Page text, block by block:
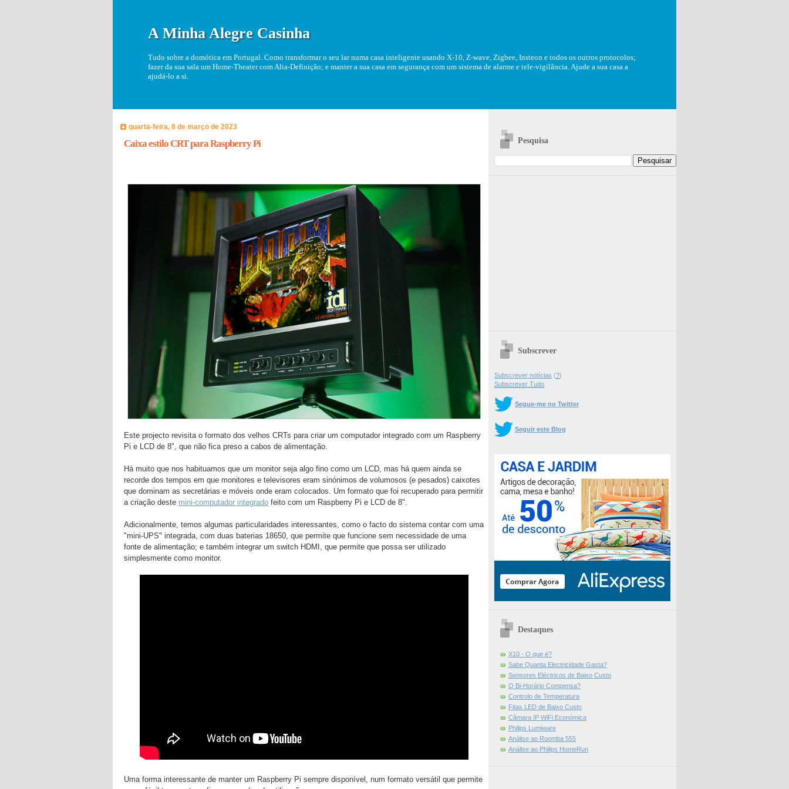
A Minha Alegre Casinha
Tudo sobre a domótica em Portugal. Como transformar o seu lar numa casa inteligente usando X-10, Z-wave, Zigbee, Insteon e todos os outros protocolos;
fazer da sua sala um Home-Theater com Alta-Definição; e manter a sua casa em segurança com um sistema de alarme e tele-vigilância. Ajude a sua casa a
ajudá-lo a si.
quarta-feira, 8 de março de 2023
Caixa estilo CRT para Raspberry Pi
Este projecto revisita o formato dos velhos CRTs para criar um computador integrado com um Raspberry
Pi e LCD de 8", que não fica preso a cabos de alimentação.
Há muito que nos habituamos que um monitor seja algo fino como um LCD, mas há quem ainda se
recorde dos tempos em que monitores e televisores eram sinónimos de volumosos (e pesados) caixotes
que dominam as secretárias e móveis onde eram colocados. Um formato que foi recuperado para permitir
a criação deste mini-computador integrado feito com um Raspberry Pi e LCD de 8".
Adicionalmente, temos algumas particularidades interessantes, como o facto do sistema contar com uma
"mini-UPS" integrada, com duas baterias 18650, que permite que funcione sem necessidade de uma
fonte de alimentação; e também integrar um switch HDMI, que permite que possa ser utilizado
simplesmente como monitor.
Uma forma interessante de manter um Raspberry Pi sempre disponível, num formato versátil que permite
Pesquisa
Subscrever
Subscrever notícias (?)
Subscrever Tudo
Segue-me no Twitter
Seguir este Blog
Destaques
X10 - O que é?
Sabe Quanta Electricidade Gasta?
Sensores Eléctricos de Baixo Custo
O Bi-Horário Compensa?
Controlo de Temperatura
Fitas LED de Baixo Custo
Câmara IP WiFi Económica
Philips Lumiware
Análise ao Roomba 555
Análise ao Philips HomeRun